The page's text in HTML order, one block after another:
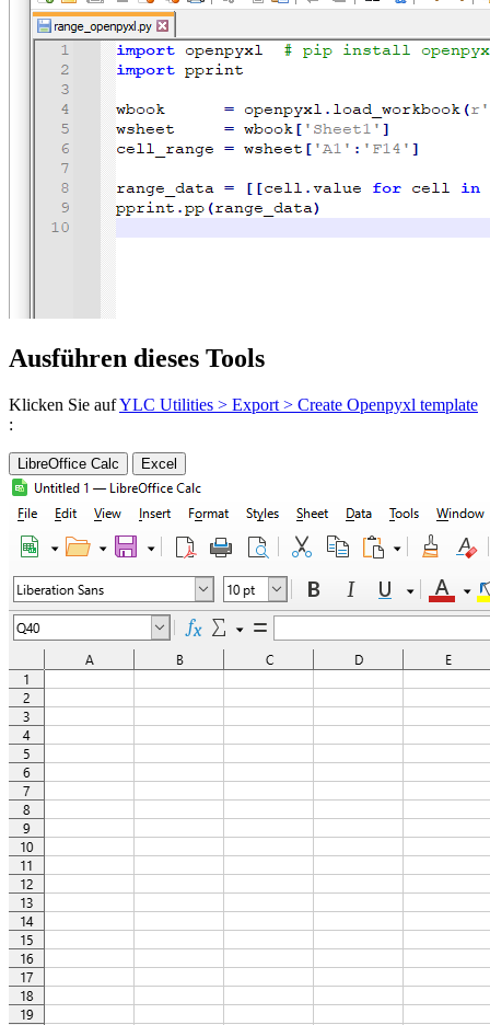
Ausführen dieses Tools
Klicken Sie aufYLC Utilities > Export > Create Openpyxl template
:
LibreOffice Calc Excel